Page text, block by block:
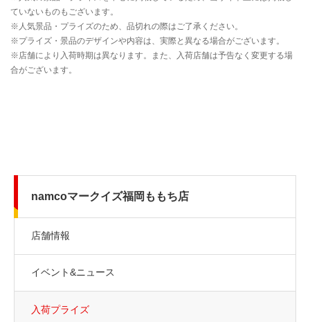
namcoマークイズ福岡ももち店
店舗情報
イベント&ニュース
入荷プライズ